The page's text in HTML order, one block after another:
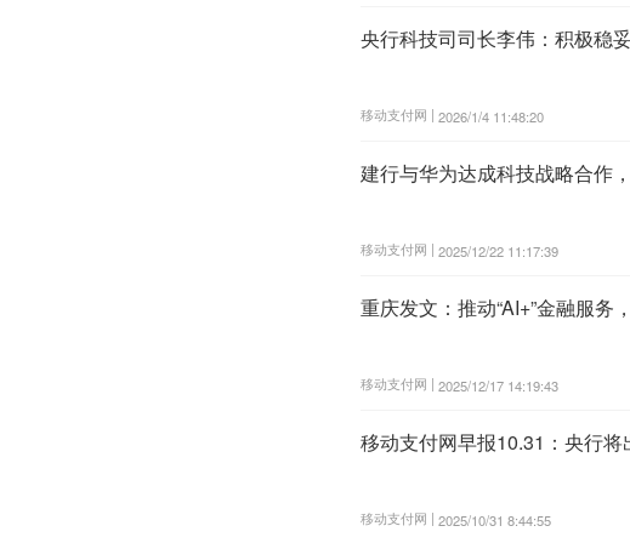
央行科技司司长李伟：积极稳
移动支付网 | 2026/1/4 11:48:20
建行与华为达成科技战略合作
移动支付网 | 2025/12/22 11:17:39
重庆发文：推动“AI+”金融服
移动支付网 | 2025/12/17 14:19:43
移动支付网早报10.31：央行将
移动支付网 | 2025/10/31 8:44:55